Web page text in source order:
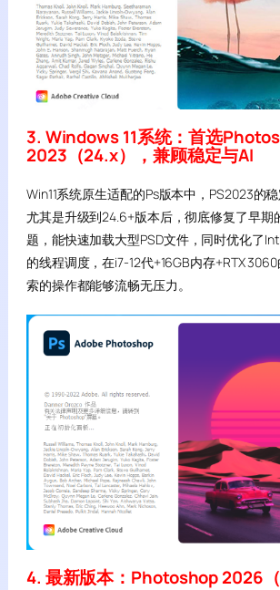
3. Windows 11系统：首选
2023（24.x），兼顾稳定与AI
Win11系统原生适配的Ps版本中，PS2023的
尤其是升级到24.6+版本后，彻底修复了早期
题，能快速加载大型PSD文件，同时优化了
的线程调度，在i7-12代+16GB内存+RTX
索的操作都能够流畅无压力。
4. 最新版本：Photoshop 2026（